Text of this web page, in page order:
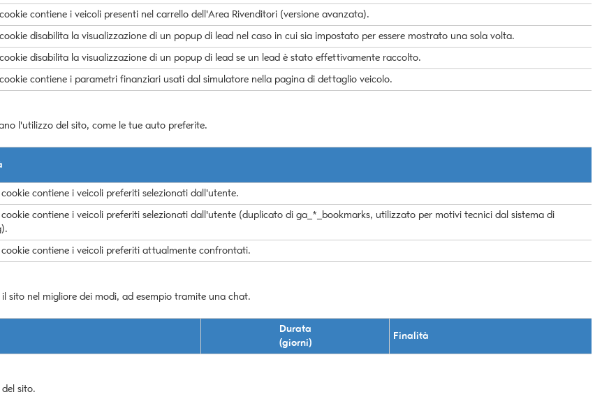
contiene i veicoli presenti nel carrello dell'Area Rivenditori (versione avanzata).
disabilita la visualizzazione di un popup di lead nel caso in cui sia impostato per essere mostrato una sola volta.
disabilita la visualizzazione di un popup di lead se un lead è stato effettivamente raccolto.
contiene i parametri finanziari usati dal simulatore nella pagina di dettaglio veicolo.
l'utilizzo del sito, come le tue auto preferite.
contiene i veicoli preferiti selezionati dall'utente.
contiene i veicoli preferiti selezionati dall'utente (duplicato di ga_*_bookmarks, utilizzato per motivi tecnici dal sistema di
contiene i veicoli preferiti attualmente confrontati.
sito nel migliore dei modi, ad esempio tramite una chat.
Durata
(giorni)
Finalità
sito.